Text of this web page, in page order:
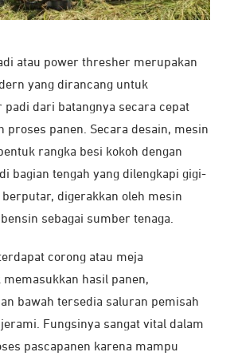
atau power thresher merupakan
yang dirancang untuk
dari batangnya secara cepat
proses panen. Secara desain, mesin
rangka besi kokoh dengan
bagian tengah yang dilengkapi gigi-
digerakkan oleh mesin
sebagai sumber tenaga.
corong atau meja
hasil panen,
bawah tersedia saluran pemisah
Fungsinya sangat vital dalam
pascapanen karena mampu